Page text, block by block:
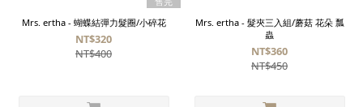
Mrs. ertha - 蝴蝶結彈力髮圈/小碎花
NT$320
NT$400
Mrs. ertha - 髮夾三入組/蘑菇 花朵 瓢
蟲
NT$360
NT$450